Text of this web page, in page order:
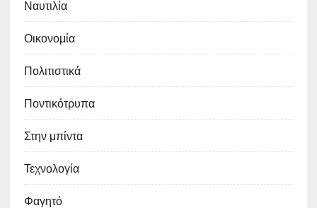
Ναυτιλία
Οικονομία
Πολιτιστικά
Ποντικότρυπα
Στην μπίντα
Τεχνολογία
Φαγητό